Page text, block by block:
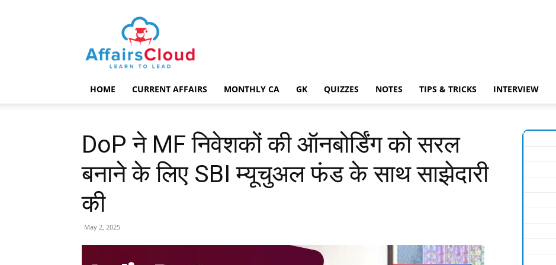
AffairsCloud.com
HOME CURRENT AFFAIRS MONTHLY CA GK QUIZZES NOTES TIPS & TRICKS INTERVIEW
DoP ने MF निवेशकों की ऑनबोर्डिंग को सरल
बनाने के लिए SBI म्यूचुअल फंड के साथ साझेदारी
की
May 2, 2025